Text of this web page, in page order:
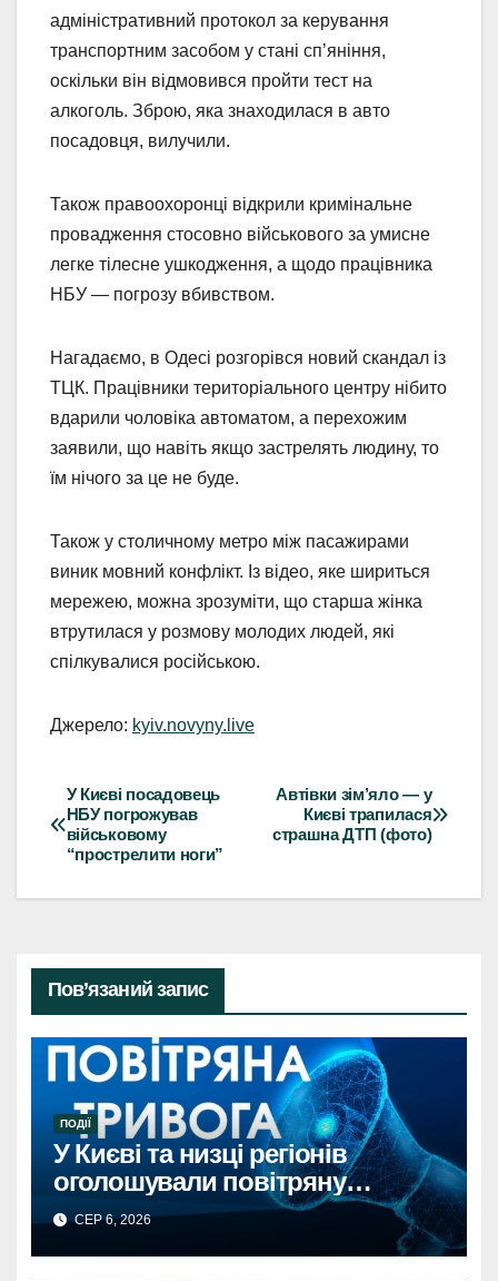
адміністративний протокол за керування
транспортним засобом у стані сп’яніння,
оскільки він відмовився пройти тест на
алкоголь. Зброю, яка знаходилася в авто
посадовця, вилучили.
Також правоохоронці відкрили кримінальне
провадження стосовно військового за умисне
легке тілесне ушкодження, а щодо працівника
НБУ — погрозу вбивством.
Нагадаємо, в Одесі розгорівся новий скандал із
ТЦК. Працівники територіального центру нібито
вдарили чоловіка автоматом, а перехожим
заявили, що навіть якщо застрелять людину, то
їм нічого за це не буде.
Також у столичному метро між пасажирами
виник мовний конфлікт. Із відео, яке шириться
мережею, можна зрозуміти, що старша жінка
втрутилася у розмову молодих людей, які
спілкувалися російською.
Джерело: kyiv.novyny.live
Навігація
записів
Автівки зім’яло — у
Києві трапилася
страшна ДТП (фото)
У Києві посадовець
НБУ погрожував
військовому
“прострелити ноги”
Пов’язаний запис
ПОДІЇ
У Києві та низці регіонів
оголошували повітряну
тривогу через загрозу
балістикиПовітряна тривога в
Києві та регіонах: загроза
СЕР 6, 2026